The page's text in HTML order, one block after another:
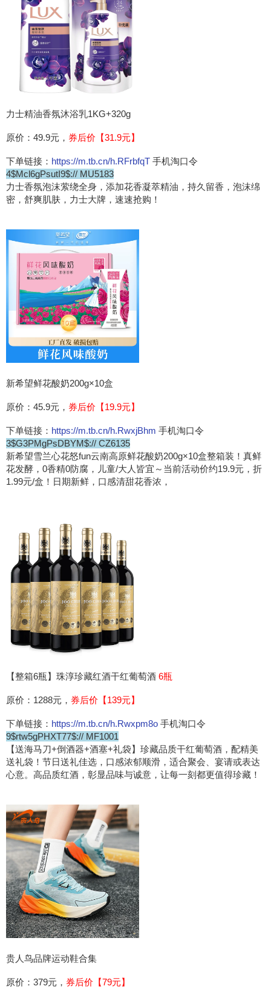
力士精油香氛沐浴乳1KG+320g
原价：49.9元， 券后价【31.9元】
下单链接： https://m.tb.cn/h.RFrbfqT 手机淘口令
4$Mcl6gPsutI9$:// MU5183
力士香氛泡沫萦绕全身，添加花香凝萃精油，持久留香，泡沫绵
密，舒爽肌肤，力士大牌，速速抢购！
新希望鲜花酸奶200g×10盒
原价：45.9元， 券后价【19.9元】
下单链接： https://m.tb.cn/h.RwxjBhm 手机淘口令
3$G3PMgPsDBYM$:// CZ6135
新希望雪兰心花怒fun云南高原鲜花酸奶200g×10盒整箱装！真鲜
花发酵，0香精0防腐，儿童/大人皆宜～当前活动价约19.9元，折
1.99元/盒！日期新鲜，口感清甜花香浓，
【整箱6瓶】珠淳珍藏红酒干红葡萄酒 6瓶
原价：1288元， 券后价【139元】
下单链接： https://m.tb.cn/h.Rwxpm8o 手机淘口令
9$rtw5gPHXT77$:// MF1001
【送海马刀+倒酒器+酒塞+礼袋】珍藏品质干红葡萄酒，配精美
送礼袋！节日送礼佳选，口感浓郁顺滑，适合聚会、宴请或表达
心意。高品质红酒，彰显品味与诚意，让每一刻都更值得珍藏！
贵人鸟品牌运动鞋合集
原价：379元， 券后价【79元】